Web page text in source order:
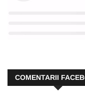
COMENTARII